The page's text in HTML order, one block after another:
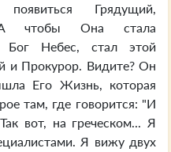
Грядущий,
А чтобы Она стала
Бог Небес, стал этой
и Прокурор. Видите? Он
Его Жизнь, которая
там, где говорится: "И
вот, на греческом... Я
Я вижу двух